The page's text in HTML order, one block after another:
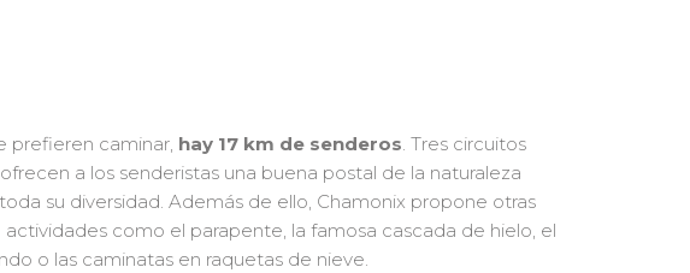
prefieren caminar, hay 17 km de senderos. Tres circuitos
a los senderistas una buena postal de la naturaleza
su diversidad. Además de ello, Chamonix propone otras
como el parapente, la famosa cascada de hielo, el
o las caminatas en raquetas de nieve.